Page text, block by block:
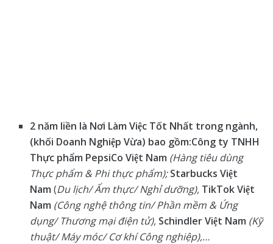
2 năm liền là Nơi Làm Việc Tốt Nhất trong ngành,
(khối Doanh Nghiệp Vừa) bao gồm:Công ty TNHH
Thực phẩm PepsiCo Việt Nam (Hàng tiêu dùng
Thực phẩm & Phi thực phẩm);Starbucks Việt
Nam(Du lịch/ Ẩm thực/ Nghỉ dưỡng), TikTok Việt
Nam (Công nghệ thông tin/ Phần mềm & Ứng
dụng/ Thương mại điện tử), Schindler Việt Nam (Kỹ
thuật/ Máy móc/ Cơ khí Công nghiệp),…